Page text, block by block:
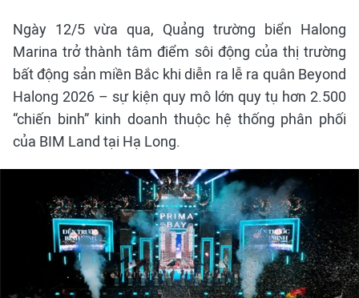
Ngày 12/5 vừa qua, Quảng trường biển Halong
Marina trở thành tâm điểm sôi động của thị trường
bất động sản miền Bắc khi diễn ra lễ ra quân Beyond
Halong 2026 – sự kiện quy mô lớn quy tụ hơn 2.500
“chiến binh” kinh doanh thuộc hệ thống phân phối
của BIM Land tại Hạ Long.